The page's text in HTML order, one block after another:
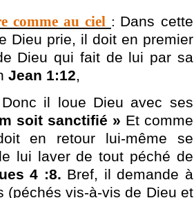
comme au ciel : Dans cette
Dieu prie, il doit en premier
Dieu qui fait de lui par sa
Jean 1:12,
il loue Dieu avec ses
soit sanctifié » Et comme
en retour lui-même se
lui laver de tout péché de
4 :8. Bref, il demande à
(péchés vis-à-vis de Dieu et